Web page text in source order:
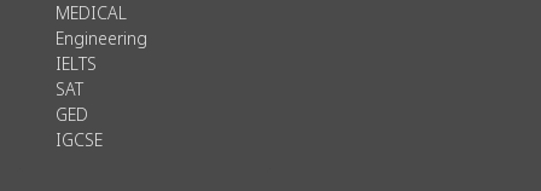
MEDICAL
Engineering
IELTS
SAT
GED
IGCSE